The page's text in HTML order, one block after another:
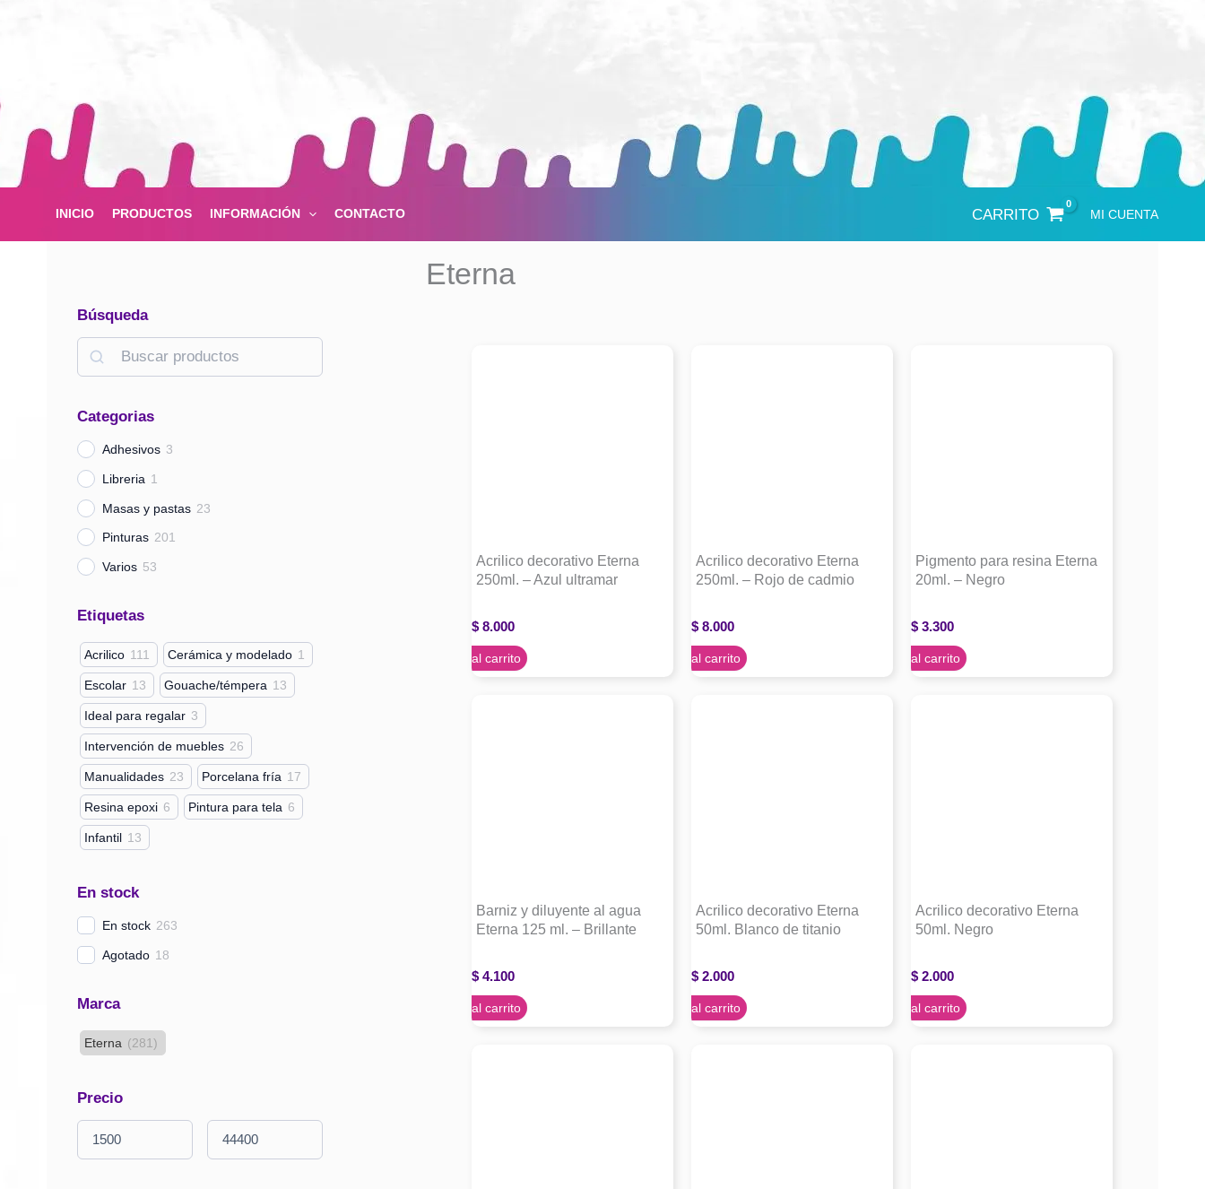
INICIO PRODUCTOS INFORMACIÓN CONTACTO CARRITO MI CUENTA
Búsqueda
B
s
a
Categorias
Adhesivos 3
Libreria 1
Masas y pastas 23
Pinturas 201
Varios 53
Etiquetas
Acrilico 111 Cerámica y modelado 1
Escolar 13 Gouache/témpera 13
Ideal para regalar 3
Intervención de muebles 26
Manualidades 23 Porcelana fría 17
Resina epoxi 6 Pintura para tela 6
Infantil 13
En stock
En stock 263
Agotado 18
Marca
Eterna (281)
Precio
Eterna
Acrilico decorativo Eterna
250ml. – Azul ultramar
$ 8.000
Agregar al carrito
Acrilico decorativo Eterna
250ml. – Rojo de cadmio
$ 8.000
Agregar al carrito
Pigmento para resina Eterna
20ml. – Negro
$ 3.300
Agregar al carrito
Barniz y diluyente al agua
Eterna 125 ml. – Brillante
$ 4.100
Agregar al carrito
Acrilico decorativo Eterna
50ml. Blanco de titanio
$ 2.000
Agregar al carrito
Acrilico decorativo Eterna
50ml. Negro
$ 2.000
Agregar al carrito